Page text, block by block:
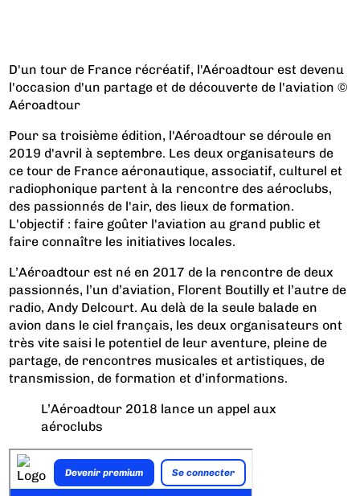
D'un tour de France récréatif, l'Aéroadtour est devenu
l'occasion d'un partage et de découverte de l'aviation ©
Aéroadtour
Pour sa troisième édition, l'Aéroadtour se déroule en
2019 d'avril à septembre. Les deux organisateurs de
ce tour de France aéronautique, associatif, culturel et
radiophonique partent à la rencontre des aéroclubs,
des passionnés de l'air, des lieux de formation.
L'objectif : faire goûter l'aviation au grand public et
faire connaître les initiatives locales.
L’Aéroadtour est né en 2017 de la rencontre de deux
passionnés, l’un d’aviation, Florent Boutilly et l’autre de
radio, Andy Delcourt. Au delà de la seule balade en
avion dans le ciel français, les deux organisateurs ont
très vite saisi le potentiel de leur aventure, pleine de
partage, de rencontres musicales et artistiques, de
transmission, de formation et d’informations.
L’Aéroadtour 2018 lance un appel aux
aéroclubs